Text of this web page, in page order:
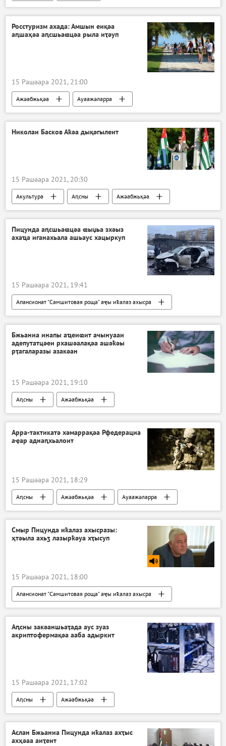
Росстуризм ахада: Амшын еиқәа
аԥшаҳәа аԥсшьаҩцәа рыла иҭәуп
15 Рашәара 2021, 21:00
Ажәабжьқәа
Ауаажәларра
Аԥсшьара
Николаи Басков Аҟәа дықәгылеит
15 Рашәара 2021, 20:30
Акультура Аԥсны Ажәабжьқәа
Пицунда аԥсшьаҩцәа ҩыџьа зхәыз
ахаҵа иганахьала ашьаус хацыркуп
15 Рашәара 2021, 19:41
Апансионат "Самшитовая роща" аҿы иҟалаз ахысра
Аԥсны
Ажәабжьқәа
Бжьаниа инапы аҵеиҩит ачынуааи
адепутатцәеи рхашәалақәа ашәҟәы
рҭагаларазы азакәан
15 Рашәара 2021, 19:10
Аԥсны Ажәабжьқәа
Арра-тактикатә хәмаррақәа Рфедерациа
аҿар аднаԥхьалоит
15 Рашәара 2021, 18:29
Аԥсны Ажәабжьқәа Ауаажәларра
Смыр Пицунда иҟалаз ахысразы:
ҳтәыла ахьӡ лазырҟәуа хҭысуп
15 Рашәара 2021, 18:00
Апансионат "Самшитовая роща" аҿы иҟалаз ахысра
Аԥсны
Арадио
Аԥсны закәаншьаҭада аус зуаз
акриптофермақәа ааба адыркит
15 Рашәара 2021, 17:02
Аԥсны
Ажәабжьқәа
Аԥсны амаинингтә фермақәа раҿыхра
Аслан Бжьаниа Пицунда иҟалаз ахҭыс
ахҳәаа аиҭеит